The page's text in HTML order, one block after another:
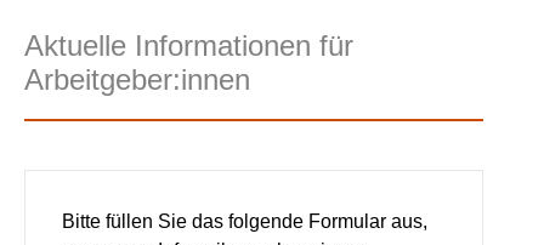
Aktuelle Informationen für
Arbeitgeber:innen
Bitte füllen Sie das folgende Formular aus,